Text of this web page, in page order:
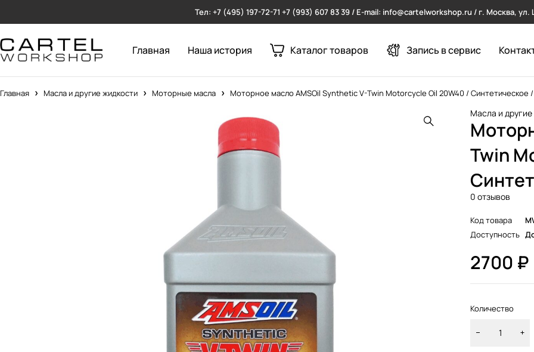
Тел: +7 (495) 197-72-71 +7 (993) 607 83 39 / E-mail: info@cartelworkshop.ru / г. Москва,
Главная Наша история Каталог товаров Запись в сервис
Главная Масла и другие жидкости Моторные масла Моторное масло AMSOil Synthetic V-Twin Motorcycle Oil 20W40 / Синтетическое
Масла и
Twin
0 отзывов
Код товара
Доступность
2700 ₽
Количество